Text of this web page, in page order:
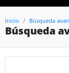
Inicio Búsqueda
Búsqueda